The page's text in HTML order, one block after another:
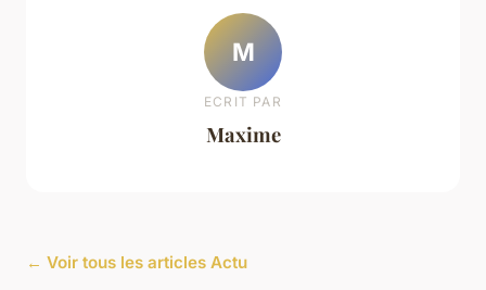
M
ECRIT PAR
Maxime
← Voir tous les articles Actu